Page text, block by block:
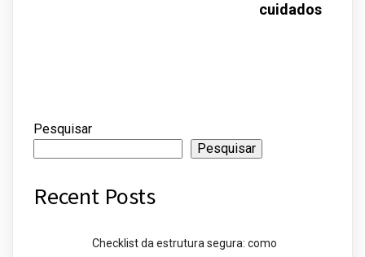
cuidados
Pesquisar
Pesquisar
Recent Posts
Checklist da estrutura segura: como